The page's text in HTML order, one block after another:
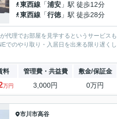
東西線 「浦安 」駅 徒歩12分
東西線 「行徳 」駅 徒歩28分
代理でお部屋を見学するというサービス
でのやり取り・入居日を出来る限り遅
料 管理費・共益費 敷金/保証金
万円 3,000円 0万円
市川市高谷